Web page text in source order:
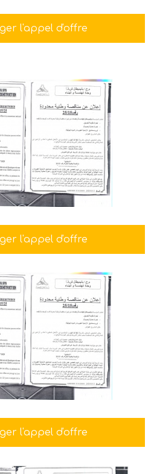
l'appel d'offre
l'appel d'offre
l'appel d'offre